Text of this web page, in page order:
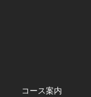
コース案内